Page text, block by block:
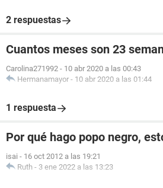
2 respuestas
Cuantos meses son 23
Carolina271992 - 10 abr 2020 a las 00:43
Hermanamayor - 10 abr 2020 a las 01:44
1 respuesta
Por qué hago popo negro,
isai - 16 oct 2012 a las 19:21
Ruth - 3 ene 2022 a las 13:23